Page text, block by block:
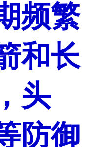
频繁
和长
头
防御